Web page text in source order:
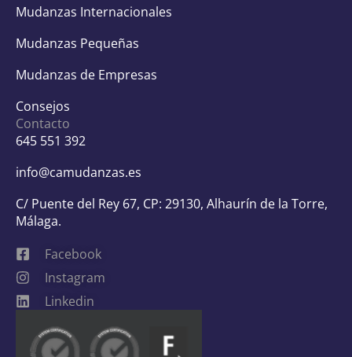
Mudanzas Internacionales
Mudanzas Pequeñas
Mudanzas de Empresas
Consejos
Contacto
645 551 392
info@camudanzas.es
C/ Puente del Rey 67, CP: 29130, Alhaurín de la Torre,
Málaga.
Facebook
Instagram
Linkedin